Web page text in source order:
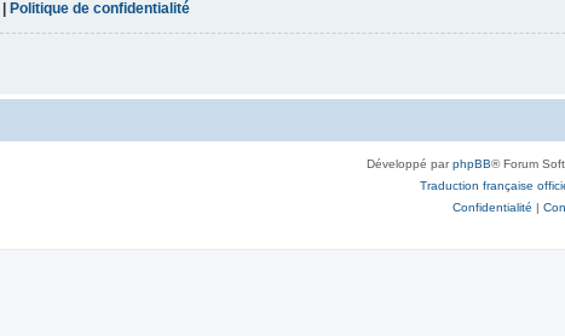
Politique de confidentialité
Développé parphpBB® Forum
Traduction française
Confidentialité |